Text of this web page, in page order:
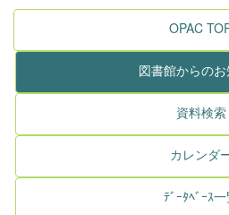
OPAC
図書館からの
資料検索
カレンダ
ﾃﾞｰﾀﾍﾞｰｽ